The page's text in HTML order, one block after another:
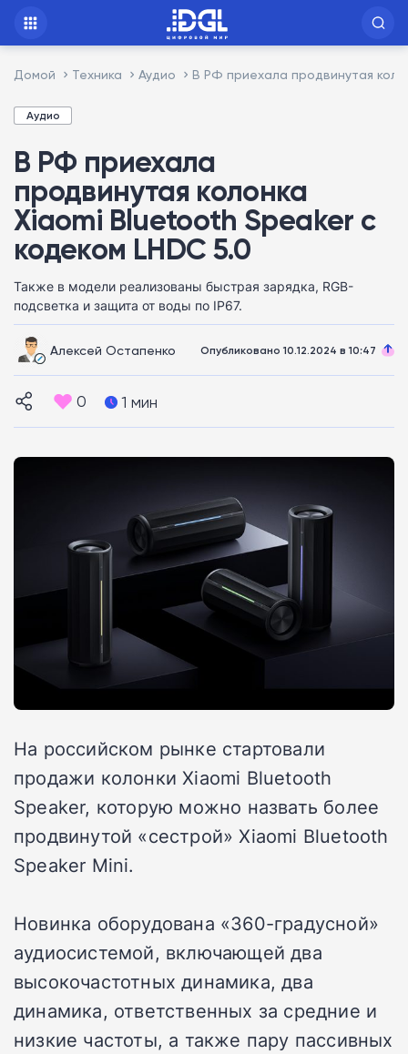
Домой Техника Аудио В РФ приехала продвинутая
Аудио
В РФ приехала
продвинутая колонка
Xiaomi Bluetooth Speaker с
кодеком LHDC 5.0
Также в модели реализованы быстрая зарядка, RGB-
подсветка и защита от воды по IP67.
Алексей Остапенко Опубликовано 10.12.2024 в 10:47
0 1 мин
На российском рынке стартовали
продажи колонки Xiaomi Bluetooth
Speaker, которую можно назвать более
продвинутой «сестрой» Xiaomi Bluetooth
Speaker Mini.
Новинка оборудована «360-градусной»
аудиосистемой, включающей два
высокочастотных динамика, два
динамика, ответственных за средние и
низкие частоты, а также пару пассивных